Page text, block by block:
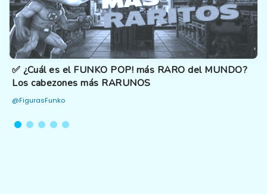
✅ ¿Cuál es el FUNKO POP! más RARO del MUNDO?
Los cabezones más RARUNOS
@FigurasFunko